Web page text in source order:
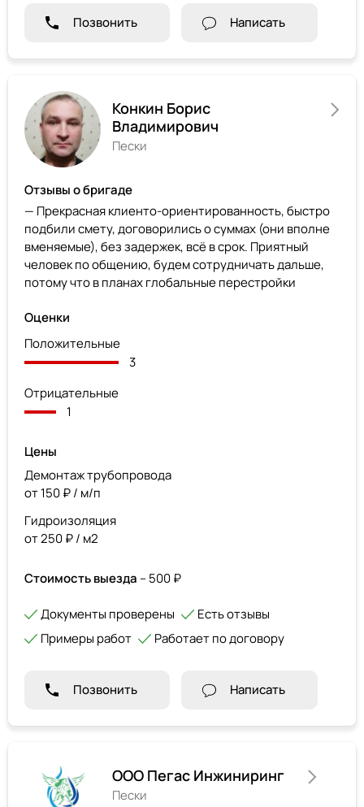
Позвонить Написать
Конкин Борис
Владимирович
Пески
Отзывы о бригаде
— Прекрасная клиенто-ориентированность, быстро
подбили смету, договорились о суммах (они вполне
вменяемые), без задержек, всё в срок. Приятный
человек по общению, будем сотрудничать дальше,
потому что в планах глобальные перестройки
Оценки
Положительные
3
Отрицательные
1
Цены
Демонтаж трубопровода
от 150 ₽ / м/п
Гидроизоляция
от 250 ₽ / м2
Стоимость выезда – 500 ₽
Документы проверены
Есть отзывы
Примеры работ
Работает по договору
Позвонить Написать
ООО Пегас Инжиниринг
Пески